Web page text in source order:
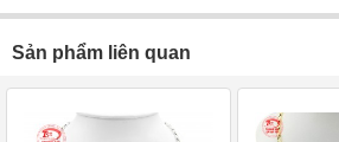
Sản phẩm liên quan